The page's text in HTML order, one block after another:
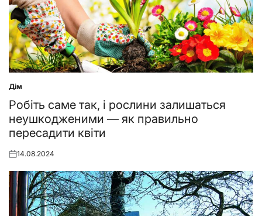
Posted
in
Дім
Робіть саме так, і рослини залишаться
неушкодженими — як правильно
пересадити квіти
Posted
14.08.2024